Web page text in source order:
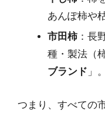
あんぽ柿や
市田柿 ：長
種・製法（
ブランド 」
つまり、すべての